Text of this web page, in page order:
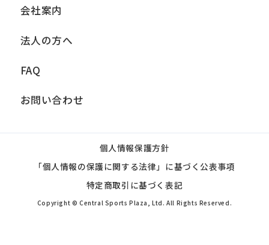
会社案内
法人の方へ
FAQ
お問い合わせ
個人情報保護方針
「個人情報の保護に関する法律」に基づく公表事項
特定商取引に基づく表記
Copyright © Central Sports Plaza, Ltd. All Rights Reserved.